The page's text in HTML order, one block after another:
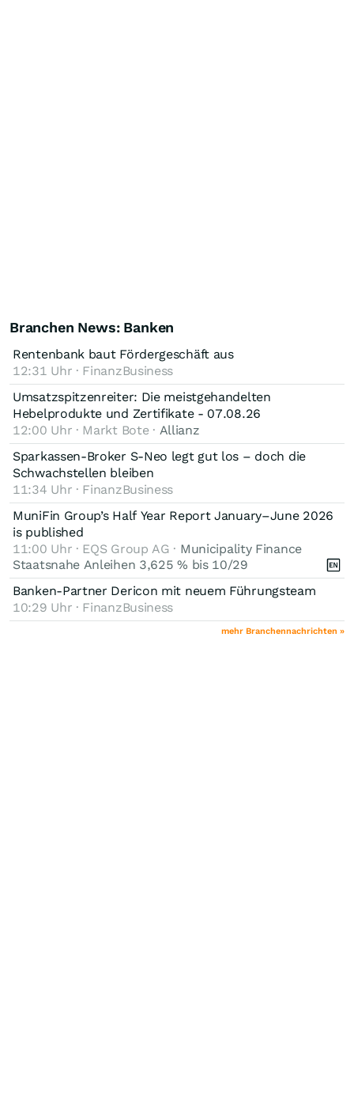
Branchen News: Banken
Rentenbank baut Fördergeschäft aus
12:31 Uhr · FinanzBusiness
Umsatzspitzenreiter: Die meistgehandelten
Hebelprodukte und Zertifikate - 07.08.26
12:00 Uhr · Markt Bote · Allianz
Sparkassen-Broker S-Neo legt gut los – doch die
Schwachstellen bleiben
11:34 Uhr · FinanzBusiness
MuniFin Group’s Half Year Report January–June 2026
is published
11:00 Uhr · EQS Group AG · Municipality Finance
Staatsnahe Anleihen 3,625 % bis 10/29
Banken-Partner Dericon mit neuem Führungsteam
10:29 Uhr · FinanzBusiness
mehr Branchennachrichten »